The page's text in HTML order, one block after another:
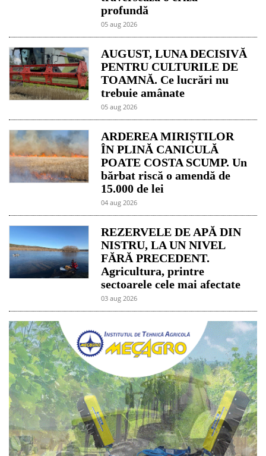
profundă
05 aug 2026
AUGUST, LUNA DECISIVĂ
PENTRU CULTURILE DE
TOAMNĂ. Ce lucrări nu
trebuie amânate
05 aug 2026
ARDEREA MIRIȘTILOR
ÎN PLINĂ CANICULĂ
POATE COSTA SCUMP. Un
bărbat riscă o amendă de
15.000 de lei
04 aug 2026
REZERVELE DE APĂ DIN
NISTRU, LA UN NIVEL
FĂRĂ PRECEDENT.
Agricultura, printre
sectoarele cele mai afectate
03 aug 2026